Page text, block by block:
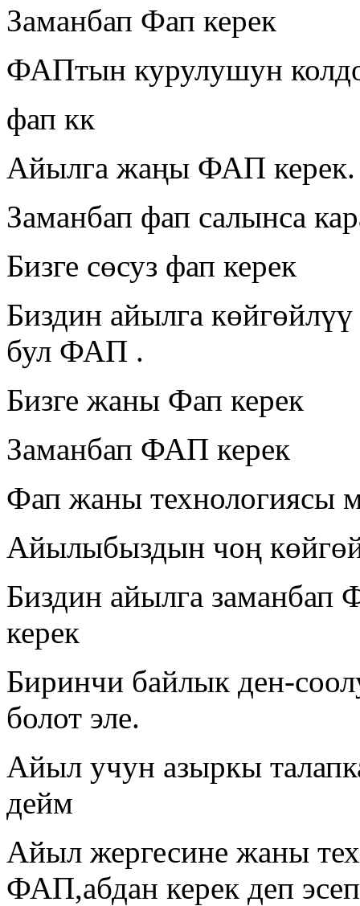
Заманбап Фап керек
ФАПтын курулушун
фап кк
Айылга жаңы ФАП керек.
Заманбап фап салынса
Бизге сөсуз фап керек
Биздин айылга
бул ФАП .
Бизге жаны Фап керек
Заманбап ФАП керек
Фап жаны технологиясы
Айылыбыздын чоң
Биздин айылга
керек
Биринчи байлык ден-
болот эле.
Айыл учун азыркы
дейм
Айыл жергесине жаны
ФАП,абдан керек деп